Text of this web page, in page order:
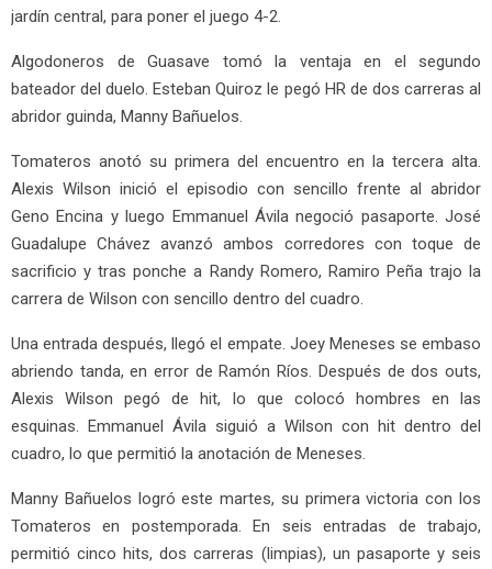
jardín central, para poner el juego 4-2.
Algodoneros de Guasave tomó la ventaja en el segundo
bateador del duelo. Esteban Quiroz le pegó HR de dos carreras al
abridor guinda, Manny Bañuelos.
Tomateros anotó su primera del encuentro en la tercera alta.
Alexis Wilson inició el episodio con sencillo frente al abridor
Geno Encina y luego Emmanuel Ávila negoció pasaporte. José
Guadalupe Chávez avanzó ambos corredores con toque de
sacrificio y tras ponche a Randy Romero, Ramiro Peña trajo la
carrera de Wilson con sencillo dentro del cuadro.
Una entrada después, llegó el empate. Joey Meneses se embaso
abriendo tanda, en error de Ramón Ríos. Después de dos outs,
Alexis Wilson pegó de hit, lo que colocó hombres en las
esquinas. Emmanuel Ávila siguió a Wilson con hit dentro del
cuadro, lo que permitió la anotación de Meneses.
Manny Bañuelos logró este martes, su primera victoria con los
Tomateros en postemporada. En seis entradas de trabajo,
permitió cinco hits, dos carreras (limpias), un pasaporte y seis